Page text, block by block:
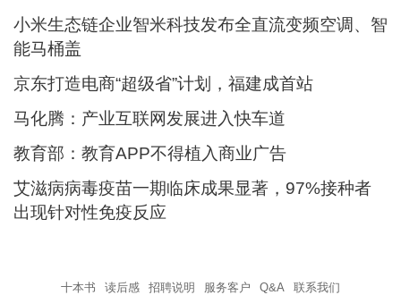
小米生态链企业智米科技发布全直流变频空调、智
能马桶盖
京东打造电商“超级省”计划，福建成首站
马化腾：产业互联网发展进入快车道
教育部：教育APP不得植入商业广告
艾滋病病毒疫苗一期临床成果显著，97%接种者
出现针对性免疫反应
十本书 读后感 招聘说明 服务客户 Q&A 联系我们